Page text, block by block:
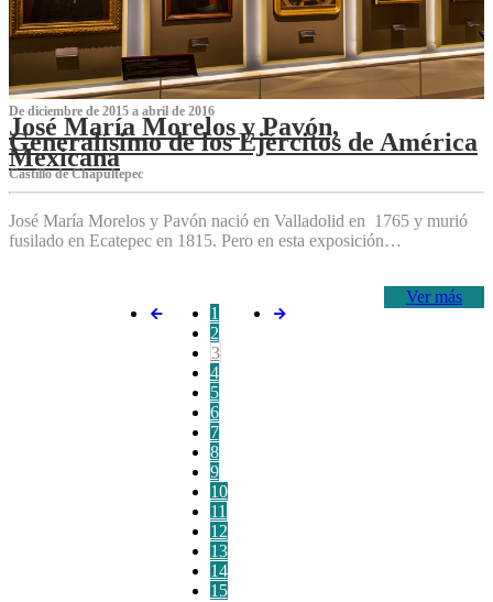
De diciembre de 2015 a abril de 2016
José María Morelos y Pavón,
Generalísimo de los Ejércitos de América
Mexicana
C‌astillo de Chapultepec
José María Morelos y Pavón nació en Valladolid en 1765 y murió
fusilado en Ecatepec en 1815. Pero en esta exposición…
Ver más
1
2
3
4
5
6
7
8
9
10
11
12
13
14
15